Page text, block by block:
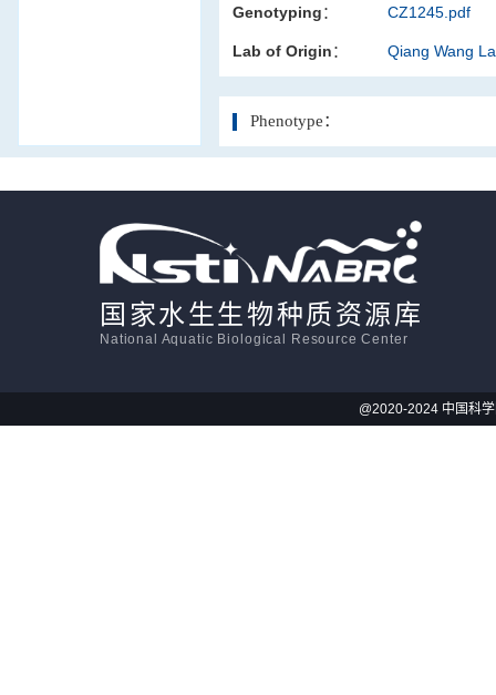
Genotyping： CZ1245.pdf
Lab of Origin： Qiang Wang
Phenotype：
国家水生生物种质资源库
National Aquatic Biological Resource Center
@2020-2024 中国科